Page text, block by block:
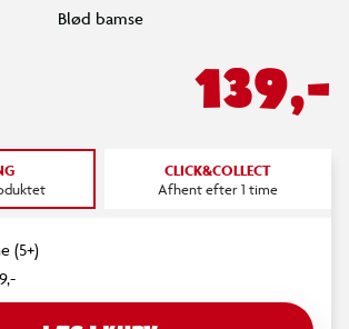
Blød bamse
139,-
CLICK&COLLECT
Afhent efter 1 time
(5+)